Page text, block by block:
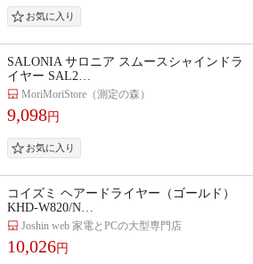
SALONIA サロニア スムースシャインドラ
イヤー SAL2…
MoriMoriStore（測定の森）
9,098円
コイズミ ヘアードライヤー（ゴールド）
KHD-W820/N…
Joshin web 家電とPCの大型専門店
10,026円